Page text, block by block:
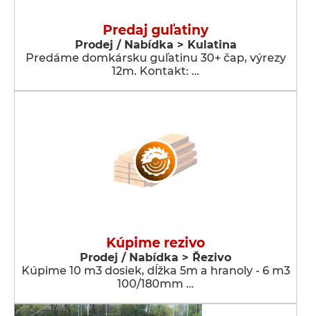
Predaj guľatiny
Prodej / Nabídka > Kulatina
Predáme domkársku guľatinu 30+ čap, výrezy
12m. Kontakt: …
Kúpime rezivo
Prodej / Nabídka > Řezivo
Kúpime 10 m3 dosiek, dĺžka 5m a hranoly - 6 m3
100/180mm …